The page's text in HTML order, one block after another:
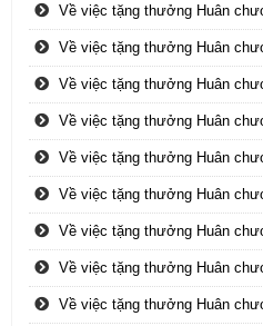
Về việc tặng thưởng Huân
Về việc tặng thưởng Huân
Về việc tặng thưởng Huân
Về việc tặng thưởng Huân
Về việc tặng thưởng Huân
Về việc tặng thưởng Huân
Về việc tặng thưởng Huân
Về việc tặng thưởng Huân
Về việc tặng thưởng Huân